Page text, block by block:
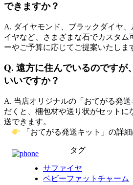
できますか？
A. ダイヤモンド、ブラックダイヤ
イヤなど、さまざまな石でカスタム
ーやご予算に応じてご提案いたしま
Q. 遠方に住んでいるのですが
いいですか？
A. 当店オリジナルの「おてがる発
だくと、梱包材や送り状がセットに
送できます。
「おてがる発送キット」の詳
タグ
サファイヤ
ベビーファットチャーム